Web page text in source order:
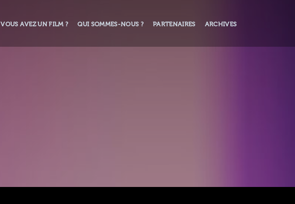
VOUS AVEZ UN FILM ? QUI SOMMES-NOUS ? PARTENAIRES ARCHIVES